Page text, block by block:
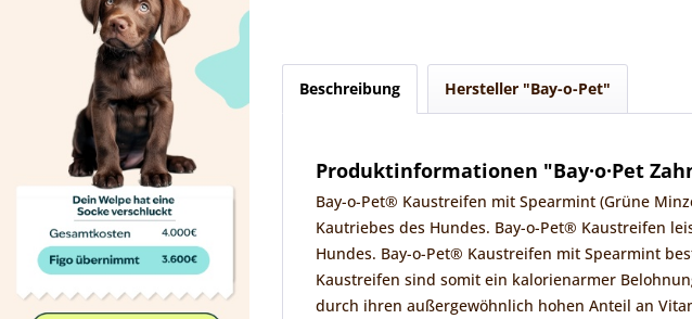
Beschreibung Hersteller "Bay-o-Pet"
Produktinformationen "Bay·o·Pet
Bay-o-Pet® Kaustreifen mit Spearmint (Grüne
Kautriebes des Hundes. Bay-o-Pet® Kaustreifen
Hundes. Bay-o-Pet® Kaustreifen mit Spearmint
Kaustreifen sind somit ein kalorienarmer
durch ihren außergewöhnlich hohen Anteil an